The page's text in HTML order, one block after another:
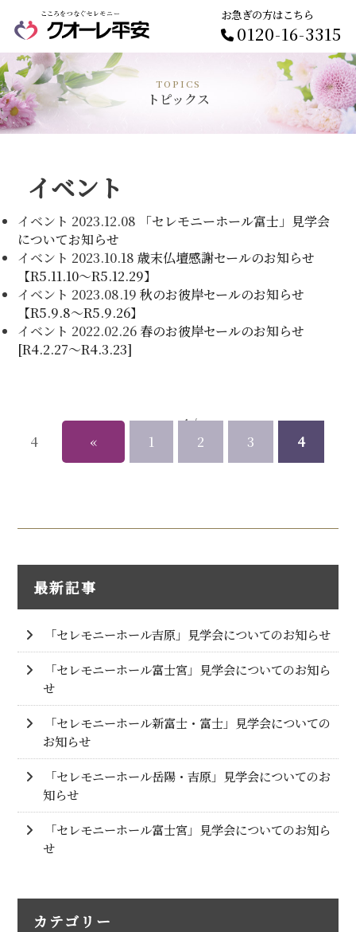
お急ぎの方はこちら
0120-16-3315
TOPICS
トピックス
イベント
イベント 2023.12.08
「セレモニーホール富士」見学会
についてお知らせ
イベント 2023.10.18 歳末仏壇感謝セールのお知らせ
【R5.11.10～R5.12.29】
イベント 2023.08.19 秋のお彼岸セールのお知らせ
【R5.9.8～R5.9.26】
イベント 2022.02.26 春のお彼岸セールのお知らせ
[R4.2.27〜R4.3.23]
4 /
4
« 1 2 3 4
最新記事
「セレモニーホール吉原」見学会についてのお知らせ
「セレモニーホール富士宮」見学会についてのお知ら
せ
「セレモニーホール新富士・富士」見学会についての
お知らせ
「セレモニーホール岳陽・吉原」見学会についてのお
知らせ
「セレモニーホール富士宮」見学会についてのお知ら
せ
カテゴリー